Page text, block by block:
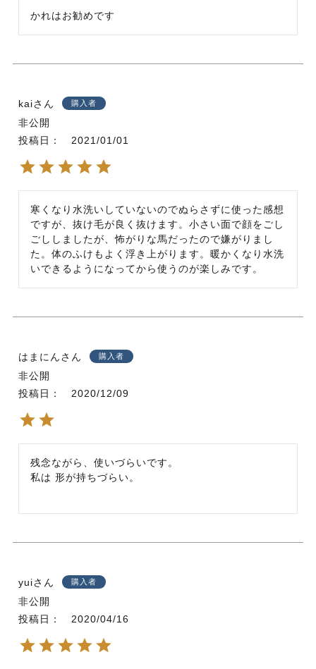
かれはお勧めです
kai 購入者
非公開
投稿日
2021/01/01
寒くなり水洗いしていないのでぬらさずに使った感想
ですが、抜け毛が良く抜けます。小さい面で顔をごし
ごししましたが、怖がりな馬だったので嫌がりまし
た。体のふけもよく浮き上がります。暖かくなり水洗
いできるようになってから使うのが楽しみです。
はまにん 購入者
非公開
投稿日
2020/12/09
残念ながら、使いづらいです。
私は 形が持ちづらい。
yui 購入者
非公開
投稿日
2020/04/16